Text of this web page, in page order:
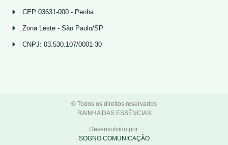
CEP 03631-000 - Penha
Zona Leste - São Paulo/SP
CNPJ: 03.530.107/0001-30
© Todos os direitos reservados
RAINHA DAS ESSÊNCIAS
Desenvolvido por:
SOGNO COMUNICAÇÃO